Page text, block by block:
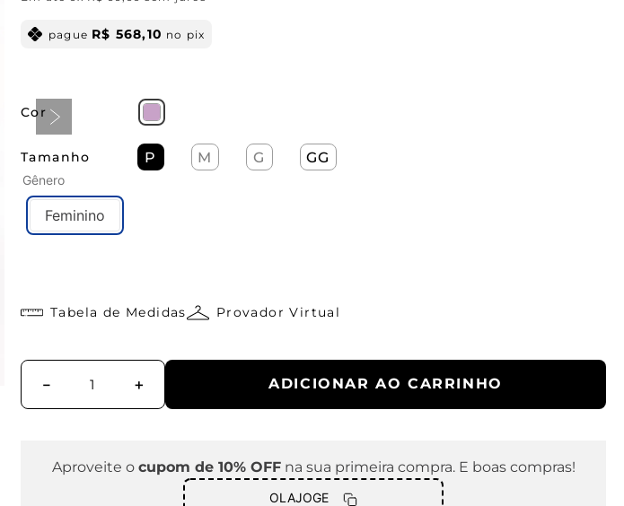
pague R$ 568,10 no pix
Cor
Tamanho P M G GG
Gênero
Feminino
Provador Virtual
Tabela de Medidas
＋
－ ADICIONAR AO CARRINHO
Aproveite o cupom de 10% OFFna sua primeira compra. E boas compras!
OLAJOGE